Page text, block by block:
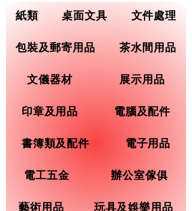
紙類 桌面文具 文件處理
包裝及郵寄用品 茶水間用品
文儀器材 展示用品
印章及用品 電腦及配件
書簿類及配件 電子用品
電工五金 辦公室傢俱
藝術用品 玩具及娛樂用品